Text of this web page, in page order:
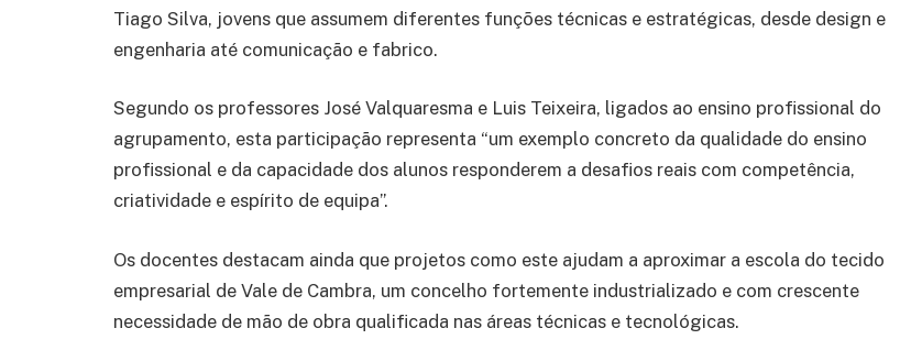
Tiago Silva, jovens que assumem diferentes funções técnicas e estratégicas, desde design e
engenharia até comunicação e fabrico.
Segundo os professores José Valquaresma e Luis Teixeira, ligados ao ensino profissional do
agrupamento, esta participação representa “um exemplo concreto da qualidade do ensino
profissional e da capacidade dos alunos responderem a desafios reais com competência,
criatividade e espírito de equipa”.
Os docentes destacam ainda que projetos como este ajudam a aproximar a escola do tecido
empresarial de Vale de Cambra, um concelho fortemente industrializado e com crescente
necessidade de mão de obra qualificada nas áreas técnicas e tecnológicas.